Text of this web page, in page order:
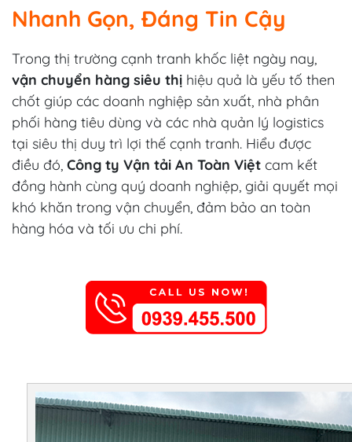
Nhanh Gọn, Đáng Tin Cậy
Trong thị trường cạnh tranh khốc liệt ngày nay,
vận chuyển hàng siêu thị hiệu quả là yếu tố then
chốt giúp các doanh nghiệp sản xuất, nhà phân
phối hàng tiêu dùng và các nhà quản lý logistics
tại siêu thị duy trì lợi thế cạnh tranh. Hiểu được
điều đó, Công ty Vận tải An Toàn Việt cam kết
đồng hành cùng quý doanh nghiệp, giải quyết mọi
khó khăn trong vận chuyển, đảm bảo an toàn
hàng hóa và tối ưu chi phí.